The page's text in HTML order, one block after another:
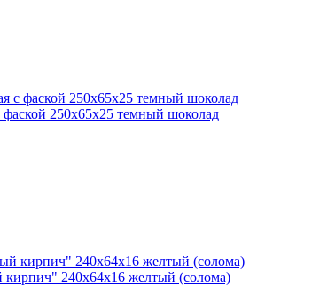
250х65х25 темный шоколад
240x64x16 желтый (солома)